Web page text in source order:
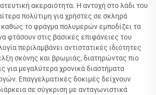
ακεραιότητα. Η αντοχή στο λάδι του
πολύτιμη για χρήστες σε σκληρά
καθώς το φράγμα πολυμερών εμποδίζει τα
φτάσουν στις βασικές επιφάνειες του
περιλαμβάνει αντιστατικές ιδιότητες
σκόνης και βρωμιάς, διατηρώντας πιο
για μεγαλύτερα χρονικά διαστήματα
Επαγγελματικές δοκιμές δείχνουν
σε σύγκριση με ανταγωνιστικά